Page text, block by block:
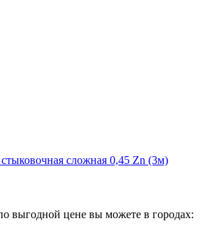
сложная 0,45 Zn (3м)
выгодной цене вы можете в городах: